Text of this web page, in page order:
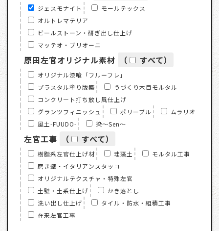
ジェスモナイト
モールテックス
オルトレマテリア
ビールストーン・研ぎ出し仕上げ
マッテオ・ブリオーニ
原田左官オリジナル素材 （ すべて）
オリジナル漆喰「フルーフレ」
プラスタル塗り版築
うづくり木目モルタル
コンクリート打ち放し風仕上げ
グランツフィニッシュ
ポリーブル
ムラリオ
風土-FUUDO-
染～Sen～
左官工事 （ すべて）
樹脂系左官仕上げ材 珪藻土
モルタル工事
磨き壁・イタリアンスタッコ
オリジナルテクスチャ・特殊左官
土壁・土系仕上げ
かき落とし
洗い出し仕上げ
タイル・防水・組積工事
在来左官工事